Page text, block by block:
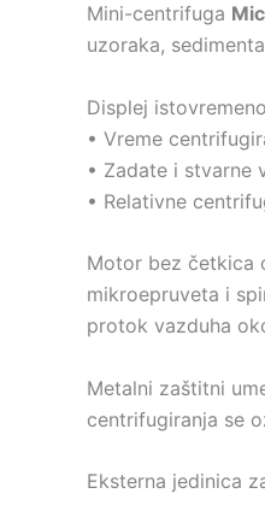
Mini-centrifuga
uzoraka,
Displej
• Vreme
• Zadate i stvarne
• Relativne
Motor bez četkica
mikroepruveta i
protok vazduha
Metalni zaštitni
centrifugiranja se
Eksterna jedinica